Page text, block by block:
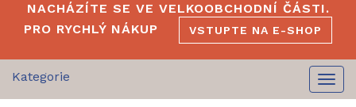
NACHÁZÍTE SE VE VELKOOBCHODNÍ ČÁSTI.
PRO RYCHLÝ NÁKUP
VSTUPTE NA E-SHOP